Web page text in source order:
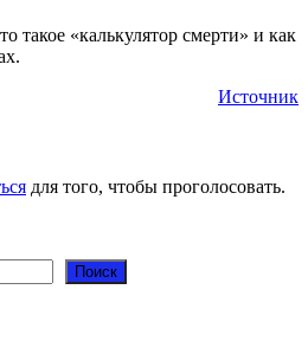
такое «калькулятор смерти» и как
Источник
для того, чтобы проголосовать.
Поиск